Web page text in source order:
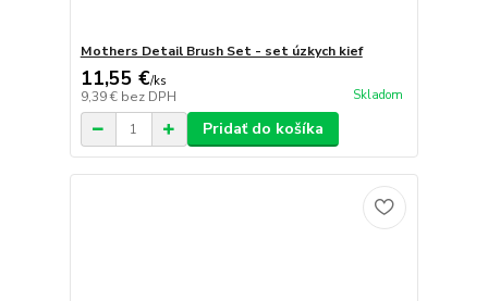
Mothers Detail Brush Set - set úzkych kief
11,55 €/ks
9,39 € bez DPH Skladom
Pridať do košíka